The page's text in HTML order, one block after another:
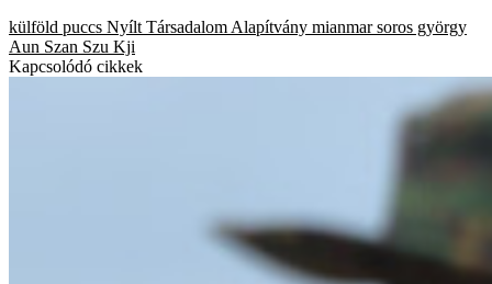
külföld puccs Nyílt Társadalom Alapítvány mianmar soros györgy
Aun Szan Szu Kji
Kapcsolódó cikkek